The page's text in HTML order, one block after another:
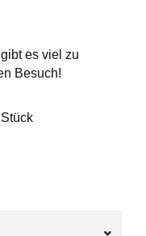
es viel zu
Besuch!